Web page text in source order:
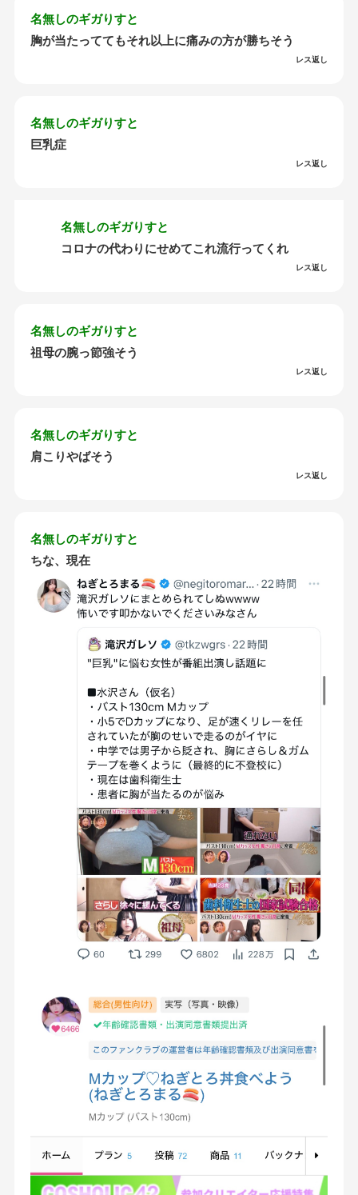
名無しのギガりすと
胸が当たっててもそれ以上に痛みの方が勝ちそう
レス返し
名無しのギガりすと
巨乳症
レス返し
名無しのギガりすと
コロナの代わりにせめてこれ流行ってくれ
レス返し
名無しのギガりすと
祖母の腕っ節強そう
レス返し
名無しのギガりすと
肩こりやばそう
レス返し
名無しのギガりすと
ちな、現在